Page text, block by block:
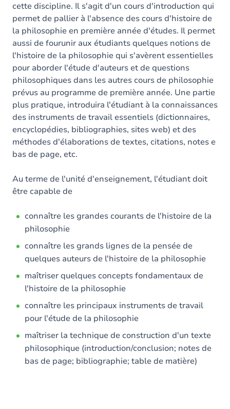
cette discipline. Il s'agit d'un cours d'introduction qui
permet de pallier à l'absence des cours d'histoire de
la philosophie en première année d'études. Il permet
aussi de fourunir aux étudiants quelques notions de
l'histoire de la philosophie qui s'avèrent essentielles
pour aborder l'étude d'auteurs et de questions
philosophiques dans les autres cours de philosophie
prévus au programme de première année. Une partie
plus pratique, introduira l'étudiant à la connaissances
des instruments de travail essentiels (dictionnaires,
encyclopédies, bibliographies, sites web) et des
méthodes d'élaborations de textes, citations, notes e
bas de page, etc.
Au terme de l'unité d'enseignement, l'étudiant doit
être capable de
connaître les grandes courants de l'histoire de la
philosophie
connaître les grands lignes de la pensée de
quelques auteurs de l'histoire de la philosophie
maîtriser quelques concepts fondamentaux de
l'histoire de la philosophie
connaître les principaux instruments de travail
pour l'étude de la philosophie
maîtriser la technique de construction d'un texte
philosophique (introduction/conclusion; notes de
bas de page; bibliographie; table de matière)